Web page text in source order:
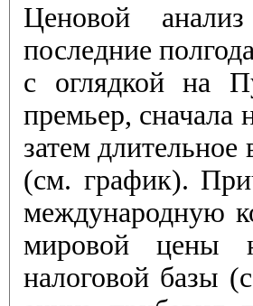
Ценовой
последние
с оглядкой на
премьер, сначала
затем
(см. график).
международную
мировой цены
налоговой базы